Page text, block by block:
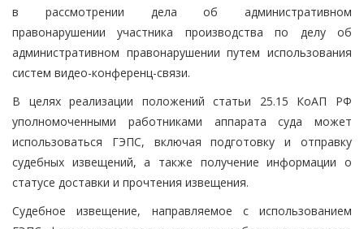
в рассмотрении дела об административном
правонарушении участника производства по делу об
административном правонарушении путем использования
систем видео-конференц-связи.
В целях реализации положений статьи 25.15 КоАП РФ
уполномоченными работниками аппарата суда может
использоваться ГЭПС, включая подготовку и отправку
судебных извещений, а также получение информации о
статусе доставки и прочтения извещения.
Судебное извещение, направляемое с использованием